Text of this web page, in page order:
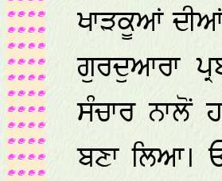
ਖਾੜਕੂਆਂ
ਗੁਰਦੁਆਰਾ
ਸੰਚਾਰ ਨਾਲੋਂ
ਬਣਾ ਲਿਆ।